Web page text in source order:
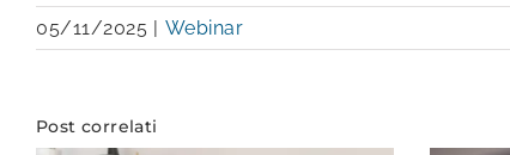
05/11/2025 | Webinar
Post correlati